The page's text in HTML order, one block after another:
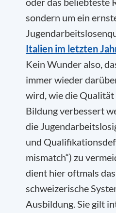
sondern um ein
Italien im letzten
Kein Wunder also,
immer wieder
wird, wie die
Bildung verbessert
die
und
mismatch“) zu
dient hier oftmals
schweizerische
Ausbildung. Sie gilt